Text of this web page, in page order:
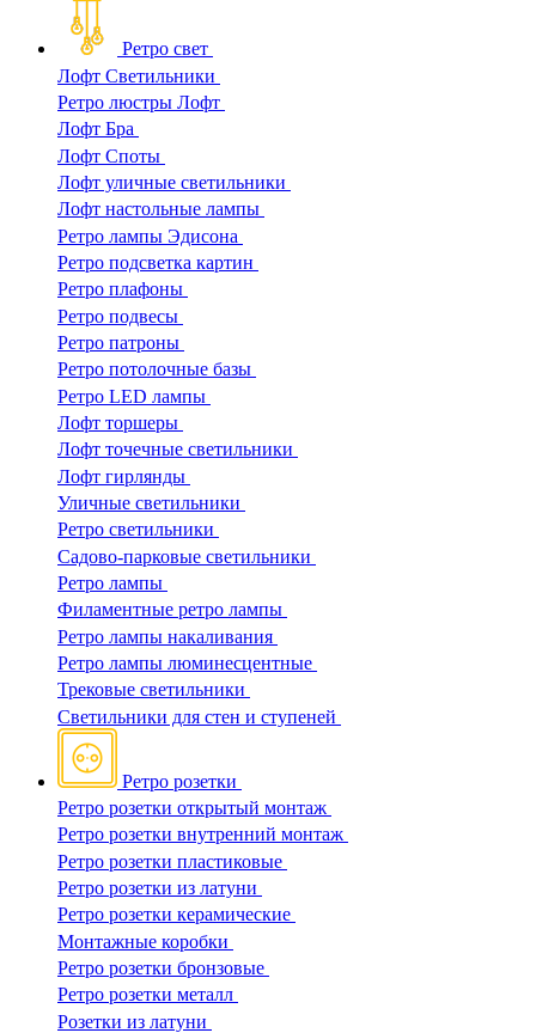
Ретро свет
Лофт Светильники
Ретро люстры Лофт
Лофт Бра
Лофт Споты
Лофт уличные светильники
Лофт настольные лампы
Ретро лампы Эдисона
Ретро подсветка картин
Ретро плафоны
Ретро подвесы
Ретро патроны
Ретро потолочные базы
Ретро LED лампы
Лофт торшеры
Лофт точечные светильники
Лофт гирлянды
Уличные светильники
Ретро светильники
Садово-парковые светильники
Ретро лампы
Филаментные ретро лампы
Ретро лампы накаливания
Ретро лампы люминесцентные
Трековые светильники
Светильники для стен и ступеней
Ретро розетки
Ретро розетки открытый монтаж
Ретро розетки внутренний монтаж
Ретро розетки пластиковые
Ретро розетки из латуни
Ретро розетки керамические
Монтажные коробки
Ретро розетки бронзовые
Ретро розетки металл
Розетки из латуни